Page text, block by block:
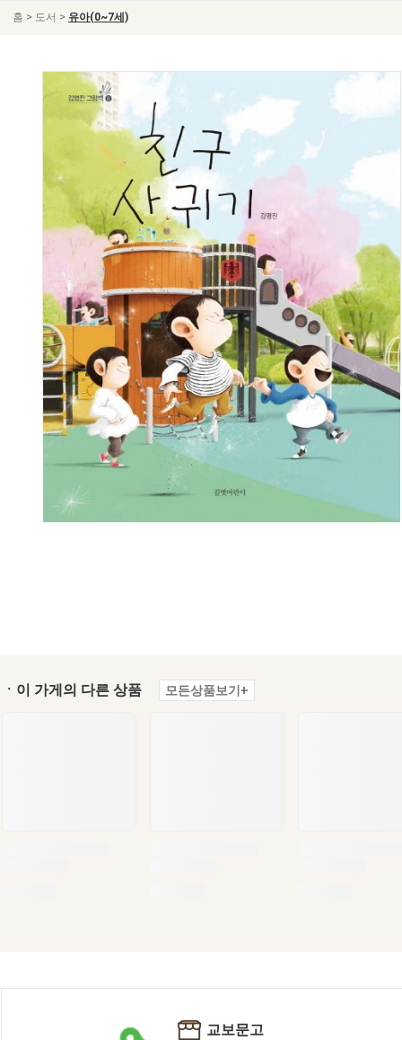
홈 > 도서 > 유아(0~7세)
ㆍ이 가게의 다른 상품 모든상품보기+
교보문고